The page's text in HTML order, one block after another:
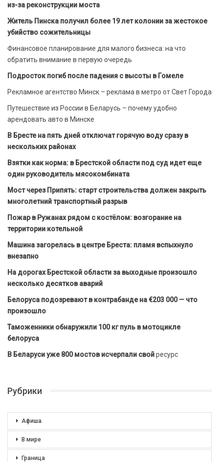
из-за реконструкции моста
Житель Пинска получил более 19 лет колонии за жестокое
убийство сожительницы
Финансовое планирование для малого бизнеса: на что
обратить внимание в первую очередь
Подросток погиб после падения с высоты в Гомеле
Рекламное агентство Минск – реклама в метро от Свет Города
Путешествие из России в Беларусь – почему удобно
арендовать авто в Минске
В Бресте на пять дней отключат горячую воду сразу в
нескольких районах
Взятки как норма: в Брестской области под суд идет еще
один руководитель мясокомбината
Мост через Припять: старт строительства должен закрыть
многолетний транспортный разрыв
Пожар в Ружанах рядом с костёлом: возгорание на
территории котельной
Машина загорелась в центре Бреста: пламя вспыхнуло
внезапно
На дорогах Брестской области за выходные произошло
несколько десятков аварий
Белоруса подозревают в контрабанде на €203 000 — что
произошло
Таможенники обнаружили 100 кг пуль в мотоцикле
белоруса
В Беларуси уже 800 мостов исчерпали свойресурс
Рубрики
Афиша
В мире
Граница